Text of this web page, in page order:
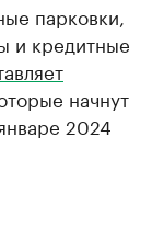
парковки,
и кредитные
начнут
2024